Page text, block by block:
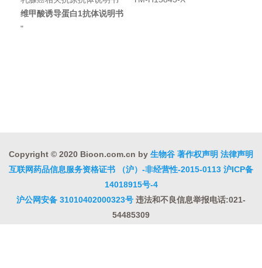
维甲酸诱导蛋白1抗体说明书
"
Copyright © 2020 Bioon.com.cn by 生物谷 著作权声明 法律声明
互联网药品信息服务资格证书 （沪）-非经营性-2015-0113 沪ICP备
14018915号-4
沪公网安备 31010402000323号 违法和不良信息举报电话:021-
54485309